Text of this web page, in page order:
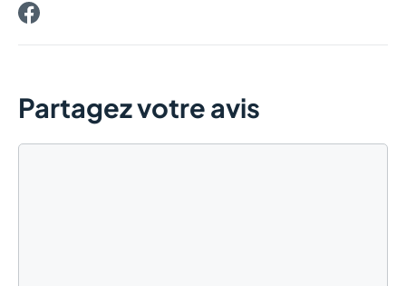
Partagez votre avis